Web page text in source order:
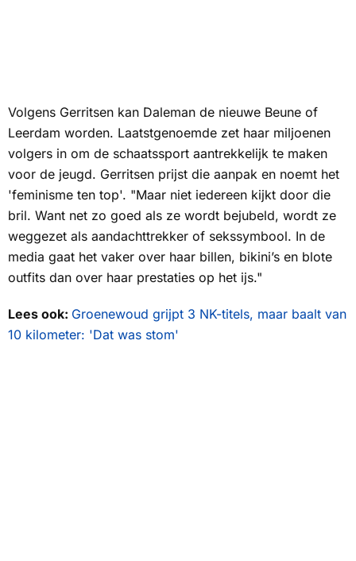
Volgens Gerritsen kan Daleman de nieuwe Beune of
Leerdam worden. Laatstgenoemde zet haar miljoenen
volgers in om de schaatssport aantrekkelijk te maken
voor de jeugd. Gerritsen prijst die aanpak en noemt het
'feminisme ten top'. "Maar niet iedereen kijkt door die
bril. Want net zo goed als ze wordt bejubeld, wordt ze
weggezet als aandachttrekker of sekssymbool. In de
media gaat het vaker over haar billen, bikini’s en blote
outfits dan over haar prestaties op het ijs."
Lees ook: Groenewoud grijpt 3 NK-titels, maar baalt van
10 kilometer: 'Dat was stom'